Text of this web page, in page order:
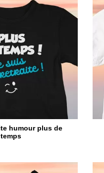
humour plus de
temps